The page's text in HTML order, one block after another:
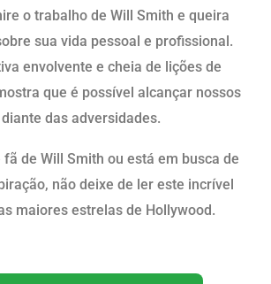
o trabalho de Will Smith e queira
sua vida pessoal e profissional.
envolvente e cheia de lições de
que é possível alcançar nossos
das adversidades.
fã de Will Smith ou está em busca de
não deixe de ler este incrível
maiores estrelas de Hollywood.